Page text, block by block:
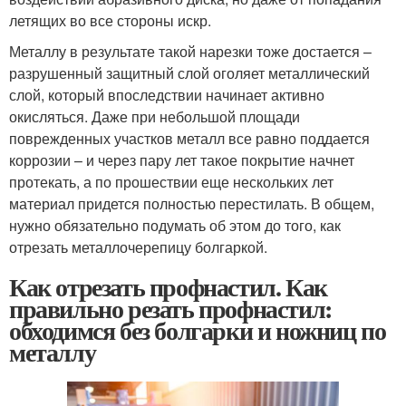
летящих во все стороны искр.
Металлу в результате такой нарезки тоже достается –
разрушенный защитный слой оголяет металлический
слой, который впоследствии начинает активно
окисляться. Даже при небольшой площади
поврежденных участков металл все равно поддается
коррозии – и через пару лет такое покрытие начнет
протекать, а по прошествии еще нескольких лет
материал придется полностью перестилать. В общем,
нужно обязательно подумать об этом до того, как
отрезать металлочерепицу болгаркой.
Как отрезать профнастил. Как
правильно резать профнастил:
обходимся без болгарки и ножниц по
металлу